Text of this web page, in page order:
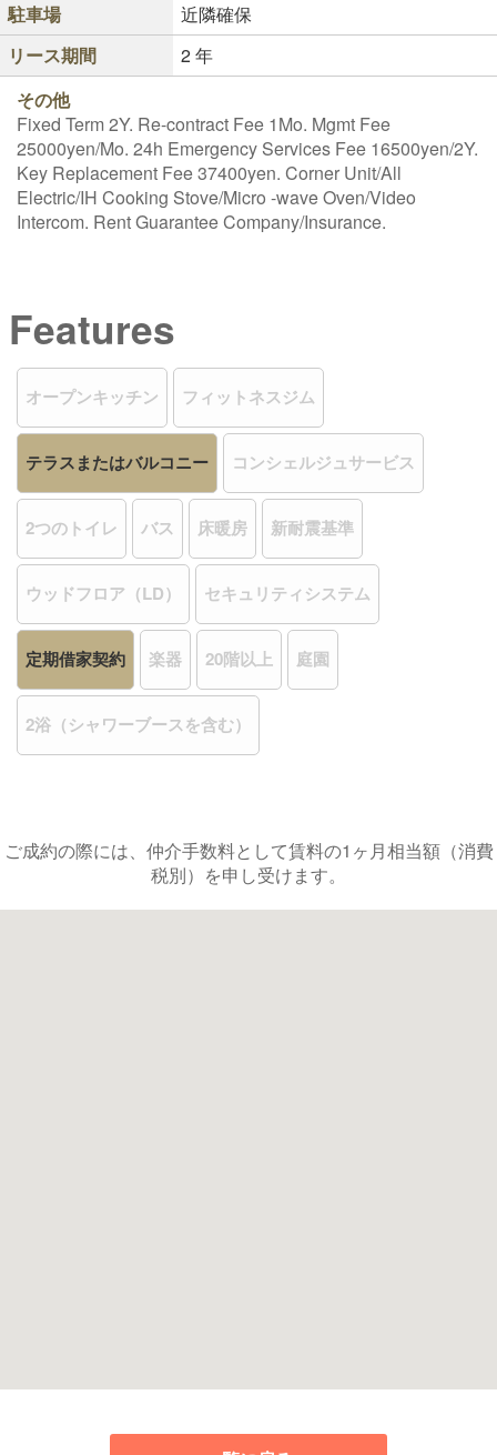
駐車場
近隣確保
リース期間
2 年
その他
Fixed Term 2Y. Re-contract Fee 1Mo. Mgmt Fee
25000yen/Mo. 24h Emergency Services Fee 16500yen/2Y.
Key Replacement Fee 37400yen. Corner Unit/All
Electric/IH Cooking Stove/Micro -wave Oven/Video
Intercom. Rent Guarantee Company/Insurance.
Features
オープンキッチン フィットネスジム
テラスまたはバルコニー コンシェルジュサービス
2つのトイレ バス 床暖房 新耐震基準
ウッドフロア（LD） セキュリティシステム
定期借家契約 楽器 20階以上 庭園
2浴（シャワーブースを含む）
ご成約の際には、仲介手数料として賃料の1ヶ月相当額（消費
税別）を申し受けます。